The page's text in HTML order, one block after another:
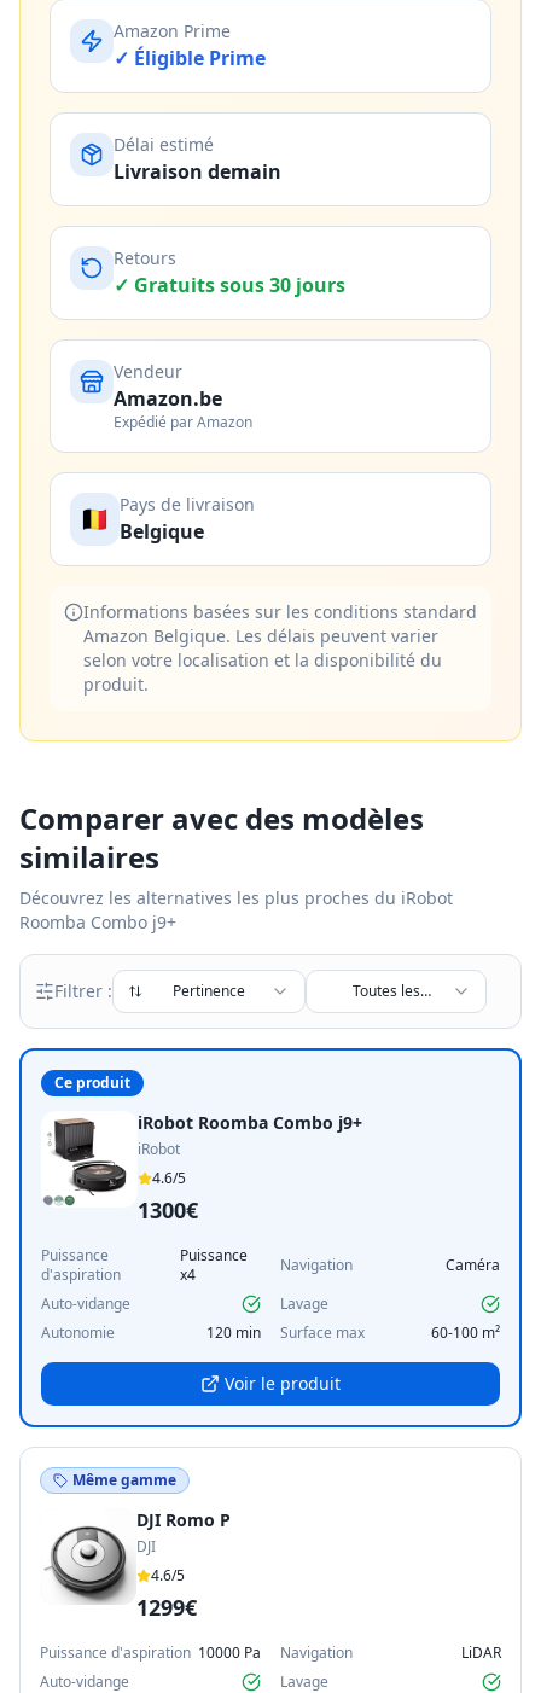
Amazon Prime
✓ Éligible Prime
Délai estimé
Livraison demain
Retours
✓ Gratuits sous 30 jours
Vendeur
Amazon.be
Expédié par Amazon
🇧🇪 Pays de livraison
Belgique
Informations basées sur les conditions standard
Amazon Belgique. Les délais peuvent varier
selon votre localisation et la disponibilité du
produit.
Comparer avec des modèles
similaires
Découvrez les alternatives les plus proches du iRobot
Roomba Combo j9+
Filtrer : Pertinence
Toutes les
marques
Ce produit
iRobot Roomba Combo j9+
iRobot
4.6/5
1300€
Puissance
d'aspiration
Puissance
x4
Navigation
Caméra
Auto-vidange
Lavage
Autonomie
120 min Surface max 60-100 m²
Voir le produit
Même gamme
DJI Romo P
DJI
4.6/5
1299€
Puissance d'aspiration 10000 Pa Navigation
LiDAR
Auto-vidange
Lavage